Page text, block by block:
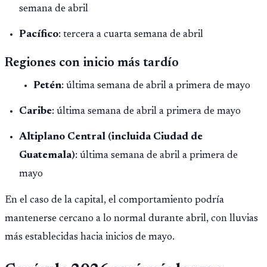
semana de abril
Pacífico: tercera a cuarta semana de abril
Regiones con inicio más tardío
Petén: última semana de abril a primera de mayo
Caribe: última semana de abril a primera de mayo
Altiplano Central (incluida Ciudad de
Guatemala): última semana de abril a primera de
mayo
En el caso de la capital, el comportamiento podría
mantenerse cercano a lo normal durante abril, con lluvias
más establecidas hacia inicios de mayo.